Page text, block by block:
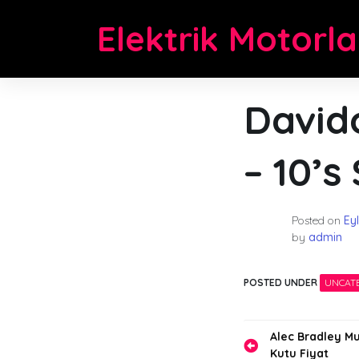
Elektrik
–
Posted on
by admin
POSTED UNDER
YazıAlec Bradley
Kutu Fiyat